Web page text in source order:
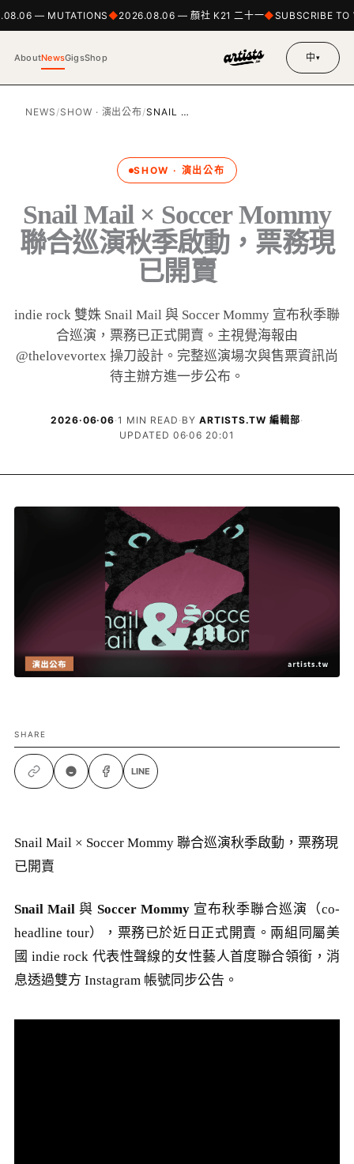
— MUTATIONS 2026.08.06 — 顏社 K21 二十一 SUBSCRIBE TO
AboutNewsGigsShop 中▾
NEWS /SHOW · 演出公布/SNAIL …
SHOW · 演出公布
Snail Mail × Soccer Mommy
聯合巡演秋季啟動，票務現
已開賣
indie rock 雙姝 Snail Mail 與 Soccer Mommy 宣布秋季聯
合巡演，票務已正式開賣。主視覺海報由
@thelovevortex 操刀設計。完整巡演場次與售票資訊尚
待主辦方進一步公布。
2026·06·06·1 MIN READ · BY ARTISTS.TW 編輯部·
UPDATED 06·06 20:01
SHARE
LINE
Snail Mail × Soccer Mommy 聯合巡演秋季啟動，票務現
已開賣
Snail Mail 與 Soccer Mommy 宣布秋季聯合巡演（co-
headline tour），票務已於近日正式開賣。兩組同屬美
國 indie rock 代表性聲線的女性藝人首度聯合領銜，消
息透過雙方 Instagram 帳號同步公告。